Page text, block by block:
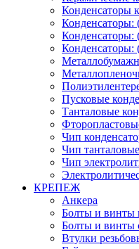
Конденсаторы
Конденсаторы:
Конденсаторы:
Конденсаторы:
Пусковые
Танталовые
Чип
Чип
Чип
КРЕПЕЖ
Анкера
Болты и винты
Болты и винты
Втулки